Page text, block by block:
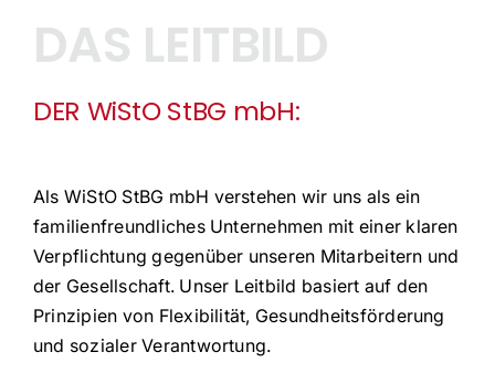
DAS LEITBILD
DER WiStO StBG mbH:
Als WiStO StBG mbH verstehen wir uns als ein
familienfreundliches Unternehmen mit einer klaren
Verpflichtung gegenüber unseren Mitarbeitern und
der Gesellschaft. Unser Leitbild basiert auf den
Prinzipien von Flexibilität, Gesundheitsförderung
und sozialer Verantwortung.